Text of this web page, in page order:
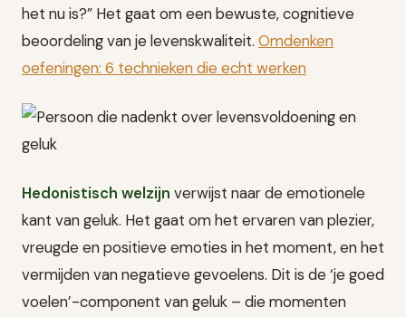
het nu is?” Het gaat om een bewuste, cognitieve
beoordeling van je levenskwaliteit. Omdenken
oefeningen: 6 technieken die echt werken
Hedonistisch welzijn verwijst naar de emotionele
kant van geluk. Het gaat om het ervaren van plezier,
vreugde en positieve emoties in het moment, en het
vermijden van negatieve gevoelens. Dit is de ‘je goed
voelen’-component van geluk – die momenten